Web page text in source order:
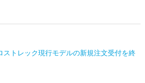
ストレック現行モデルの新規注文受付を終